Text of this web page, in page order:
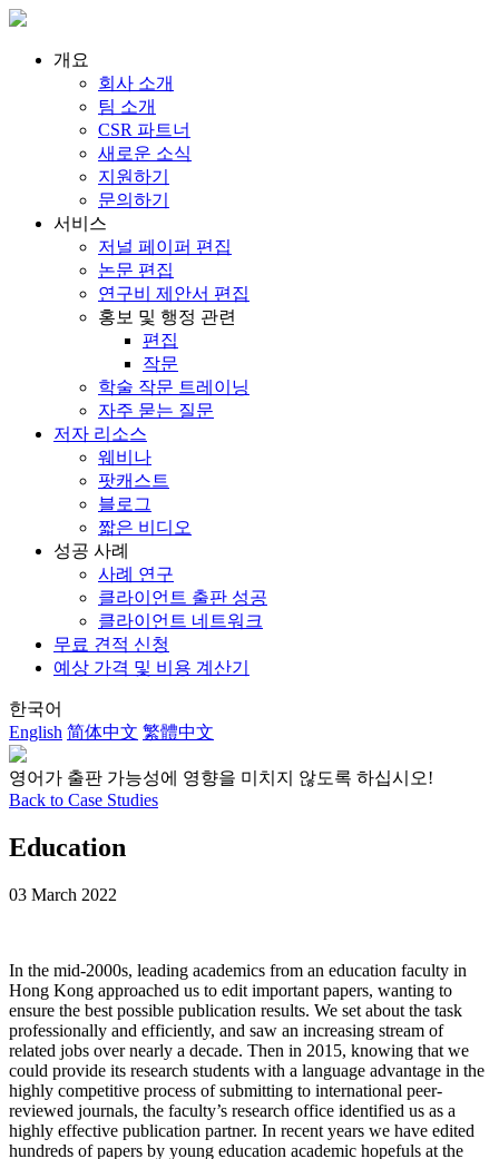
개요
회사 소개
팀 소개
CSR 파트너
새로운 소식
지원하기
문의하기
서비스
저널 페이퍼 편집
논문 편집
연구비 제안서 편집
홍보 및 행정 관련
편집
작문
학술 작문 트레이닝
자주 묻는 질문
저자 리소스
웨비나
팟캐스트
블로그
짧은 비디오
성공 사례
사례 연구
클라이언트 출판 성공
클라이언트 네트워크
무료 견적 신청
예상 가격 및 비용 계산기
한국어
English 简体中文 繁體中文
영어가 출판 가능성에 영향을 미치지 않도록 하십시오!
Back to Case Studies
Education
03 March 2022
In the mid-2000s, leading academics from an education faculty in
Hong Kong approached us to edit important papers, wanting to
ensure the best possible publication results. We set about the task
professionally and efficiently, and saw an increasing stream of
related jobs over nearly a decade. Then in 2015, knowing that we
could provide its research students with a language advantage in the
highly competitive process of submitting to international peer-
reviewed journals, the faculty’s research office identified us as a
highly effective publication partner. In recent years we have edited
hundreds of papers by young education academic hopefuls at the